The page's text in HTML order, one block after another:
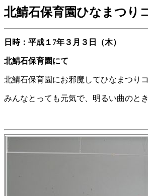
北鯖石保育園ひなまつり
日時：平成１7年３月３日（木）
北鯖石保育園にて
北鯖石保育園にお邪魔してひなまつり
みんなとっても元気で、明るい曲のと